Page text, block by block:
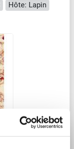
Hôte: Lapin